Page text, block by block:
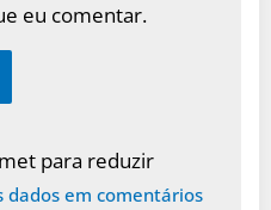
eu comentar.
para reduzir
dados em comentários